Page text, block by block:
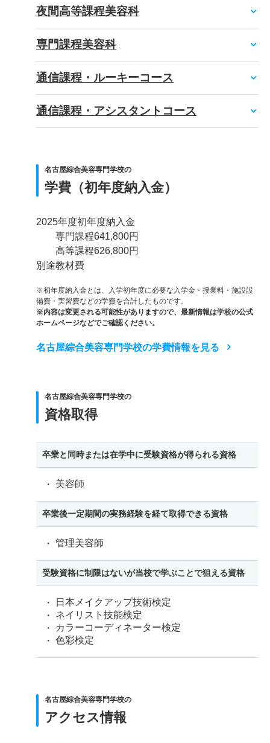
夜間高等課程美容科
専門課程美容科
通信課程・ルーキーコース
通信課程・アシスタントコース
名古屋綜合美容専門学校の
学費（初年度納入金）
2025年度初年度納入金
専門課程641,800円
高等課程626,800円
別途教材費
※初年度納入金とは、入学初年度に必要な入学金・授業料・施設設
備費・実習費などの学費を合計したものです。
※内容は変更される可能性がありますので、最新情報は学校の公式
ホームページなどでご確認ください。
名古屋綜合美容専門学校の学費情報を見る
名古屋綜合美容専門学校の
資格取得
卒業と同時または在学中に受験資格が得られる資格
美容師
卒業後一定期間の実務経験を経て取得できる資格
管理美容師
受験資格に制限はないが当校で学ぶことで狙える資格
日本メイクアップ技術検定
ネイリスト技能検定
カラーコーディネーター検定
色彩検定
名古屋綜合美容専門学校の
アクセス情報